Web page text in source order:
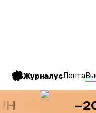
ЖурналусЛента
−20%